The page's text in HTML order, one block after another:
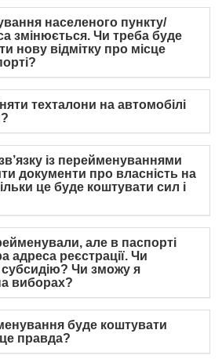
населеного пункту/
змінюється. Чи треба буде
нову відмітку про місце
техталони на автомобілі
із перейменуваннями
документи про власність на
це буде коштувати сил і
але в паспорті
адреса реєстрації. Чи
субсидію? Чи зможу я
виборах?
буде коштувати
правда?